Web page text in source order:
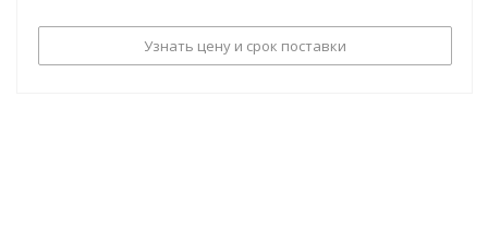
Узнать цену и срок поставки